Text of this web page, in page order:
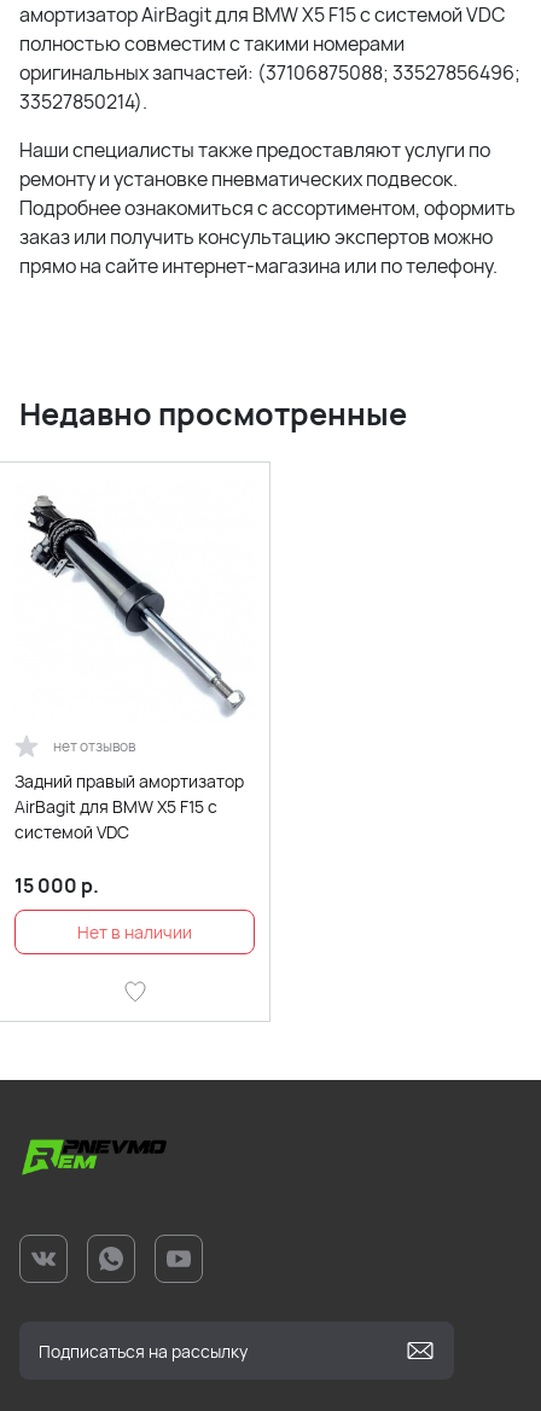
амортизатор AirBagit для BMW X5 F15 с системой VDC
полностью совместим с такими номерами
оригинальных запчастей: (37106875088; 33527856496;
33527850214).
Наши специалисты также предоставляют услуги по
ремонту и установке пневматических подвесок.
Подробнее ознакомиться с ассортиментом, оформить
заказ или получить консультацию экспертов можно
прямо на сайте интернет-магазина или по телефону.
Недавно просмотренные
нет отзывов
Задний правый амортизатор
AirBagit для BMW X5 F15 с
системой VDC
15 000 р.